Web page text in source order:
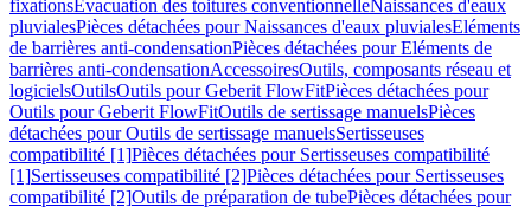
fixationsEvacuation des toitures conventionnelleNaissances d'eaux
pluvialesPièces détachées pour Naissances d'eaux pluvialesEléments
de barrières anti-condensationPièces détachées pour Eléments de
barrières anti-condensationAccessoiresOutils, composants réseau et
logicielsOutilsOutils pour Geberit FlowFitPièces détachées pour
Outils pour Geberit FlowFitOutils de sertissage manuelsPièces
détachées pour Outils de sertissage manuelsSertisseuses
compatibilité [1]Pièces détachées pour Sertisseuses compatibilité
[1]Sertisseuses compatibilité [2]Pièces détachées pour Sertisseuses
compatibilité [2]Outils de préparation de tubePièces détachées pour